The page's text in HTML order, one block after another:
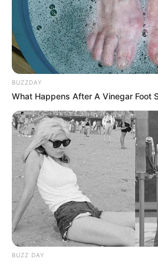
A esto se suma el alto nivel de
estaciones, especialmente
cifras del sistema,hay puntos
usuarios supera en un 180 % la
instalaciones,lo cual puede
de enfrentamientos.
COMPARTIR
ALERTA BOGOTÁ EN
TEMAS RELACIONADOS
TRANSPORTE PÚBLICO RIÑAS
ASESINATO
BUZZDAY
What Happens After A Vinegar Foot
BUZZ DAY